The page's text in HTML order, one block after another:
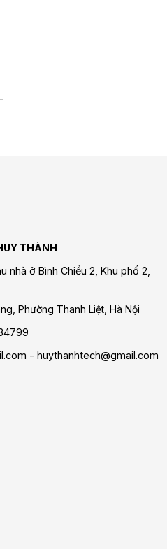
THÀNH
nhà ở Bình Chiểu 2, Khu phố 2,
Phường Thanh Liệt, Hà Nội
- huythanhtech@gmail.com